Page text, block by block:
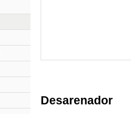
Desarenador